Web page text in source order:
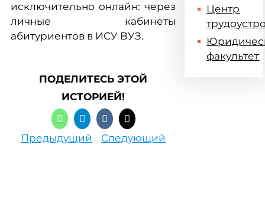
исключительно онлайн: через
личные кабинеты
абитуриентов в ИСУ ВУЗ.
ПОДЕЛИТЕСЬ ЭТОЙ
ИСТОРИЕЙ!
Предыдущий Следующий
Центр
факультет